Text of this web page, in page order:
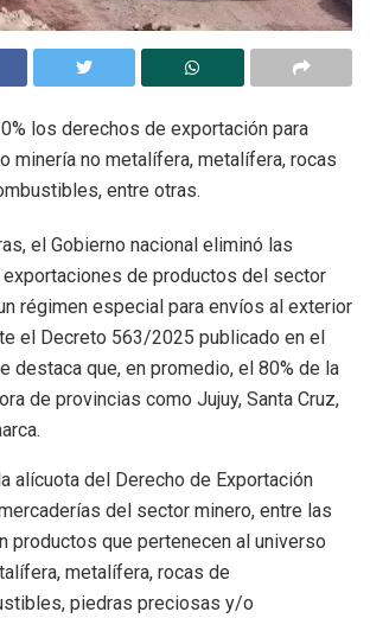
los derechos de exportación para
minería no metalífera, metalífera, rocas
entre otras.
el Gobierno nacional eliminó las
de productos del sector
régimen especial para envíos al exterior
el Decreto 563/2025 publicado en el
destaca que, en promedio, el 80% de la
de provincias como Jujuy, Santa Cruz,
alícuota del Derecho de Exportación
del sector minero, entre las
productos que pertenecen al universo
metalífera, rocas de
piedras preciosas y/o